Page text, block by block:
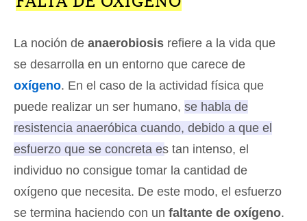
La noción de anaerobiosis refiere a la vida que
se desarrolla en un entorno que carece de
oxígeno. En el caso de la actividad física que
puede realizar un ser humano, se habla de
resistencia anaeróbica cuando, debido a que el
esfuerzo que se concreta es tan intenso, el
individuo no consigue tomar la cantidad de
oxígeno que necesita. De este modo, el esfuerzo
se termina haciendo con un faltante de oxígeno.